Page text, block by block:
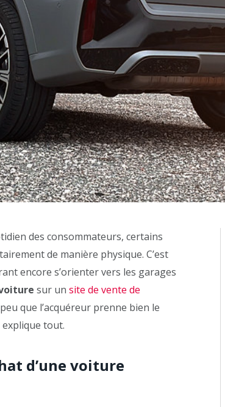
des consommateurs, certains
de manière physique. C’est
encore s’orienter vers les garages
sur un site de vente de
que l’acquéreur prenne bien le
tout.
d’une voiture